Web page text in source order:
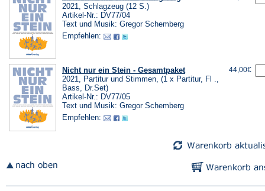
2021, Schlagzeug (12 S.)
Artikel-Nr.: DV77/04
Text und Musik: Gregor Schemberg
Empfehlen:
Nicht nur ein Stein - Gesamtpaket
2021, Partitur und Stimmen, (1 x Partitur, Fl .,
Bass, Dr.Set)
Artikel-Nr.: DV77/05
Text und Musik: Gregor Schemberg
Empfehlen:
44,00€